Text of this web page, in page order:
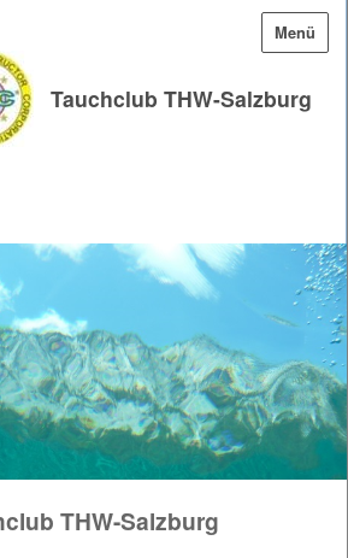
Menü
Tauchclub THW-Salzburg
THW-Salzburg